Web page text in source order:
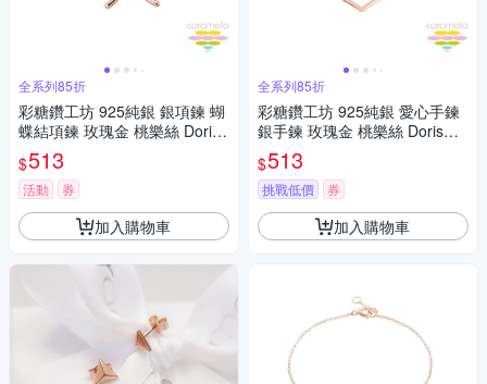
全系列85折
彩糖鑽工坊 925純銀 銀項鍊 蝴
蝶結項鍊 玫瑰金 桃樂絲 Doris
系列
$513
活動 券
加入購物車
全系列85折
彩糖鑽工坊 925純銀 愛心手鍊
銀手鍊 玫瑰金 桃樂絲 Doris系
列
$513
挑戰低價 券
加入購物車